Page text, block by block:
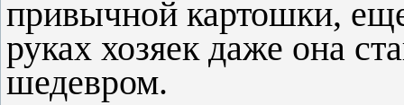
привычной картошки,
руках хозяек даже она
шедевром.